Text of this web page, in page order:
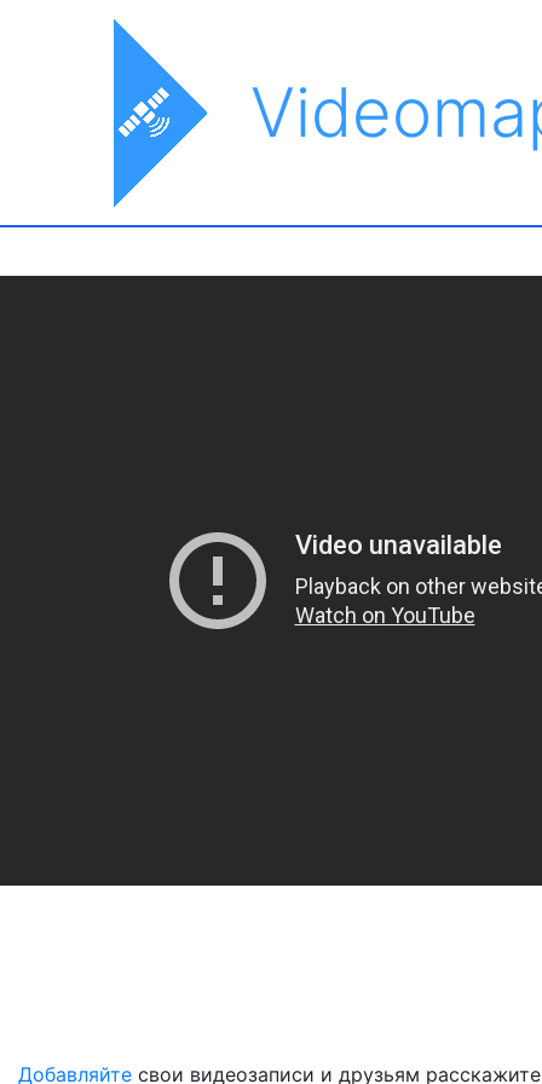
Добавляйте свои видеозаписи и друзьям